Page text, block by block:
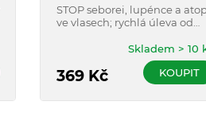
STOP seborei, lupénce a
ve vlasech; rychlá úleva od
konopným extraktem, solí z
Mrtvého moře a mátou pro
osvěžení
369Kč
Skladem > 10
KOUPIT